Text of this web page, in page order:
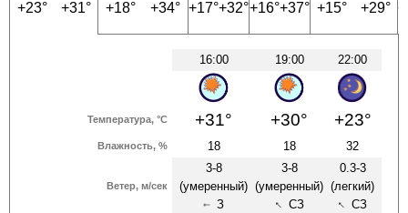
+23° +31° +18° +34° +17°+32°+16°+37° +15° +29°
16:00 19:00 22:00
Температура, °C +31° +30° +23°
Влажность, % 18 18 32
Ветер, м/сек
3-8
(умеренный)
↑З
3-8
(умеренный)
↑СЗ
0.3-3
(легкий)
↑ СЗ